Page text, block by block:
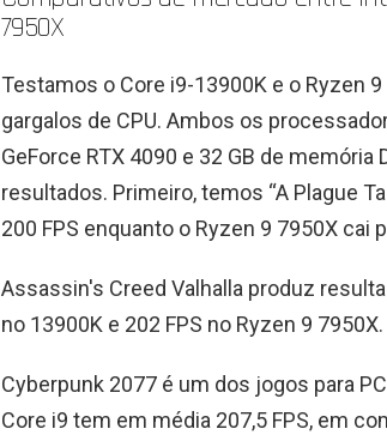
7950X
Testamos o Core i9-13900K e o Ryzen
gargalos de CPU. Ambos os
GeForce RTX 4090 e 32 GB de
resultados. Primeiro, temos “A Plague
200 FPS enquanto o Ryzen 9 7950X cai
Assassin's Creed Valhalla produz
no 13900K e 202 FPS no Ryzen 9 7950X.
Cyberpunk 2077 é um dos jogos para
Core i9 tem em média 207,5 FPS, em